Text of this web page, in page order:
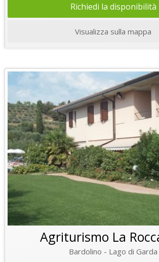
Richiedi la disponibilità
Visualizza sulla mappa
Agriturismo La
Bardolino - Lago di Garda